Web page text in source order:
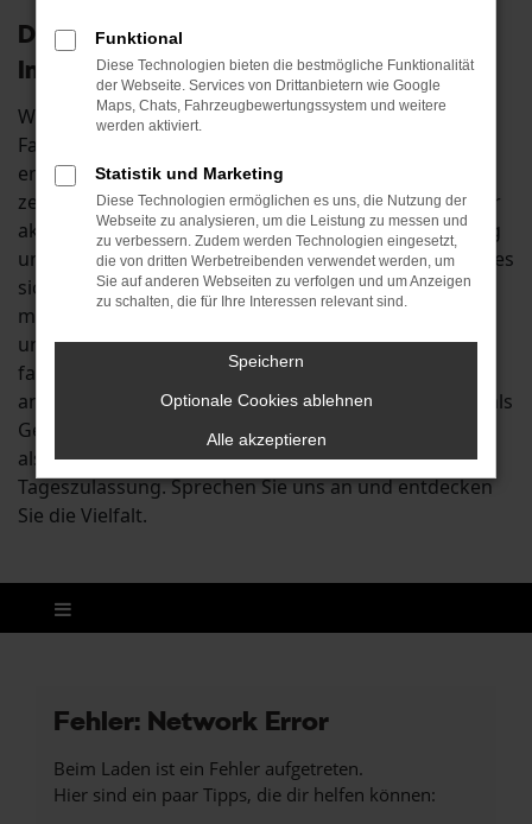
Der Škoda Rapid: wie geschaffen für
Ingolstadt
Wenn Sie auf der Suche nach einem passenden
Fahrzeug für Fahrten in und um Ingolstadt sind,
empfehlen wir Ihnen den Škoda Rapid. Das Modell
zeichnet sich sowohl in der vorherigen als auch in der
aktuellen Generation durch seine solide Verarbeitung
und die herausragende Qualität aus. Zudem handelt es
sich um ein Fahrzeug für echte Individualisten, denn
mit kaum einem anderen Auto lässt sich in so vielen
unterschiedlichen Ausstattungen durch Ingolstadt
fahren wie mit dem Škoda Rapid. In Ihrem Autohaus
an der B13 erhalten Sie diesen Traumwagen sowohl als
Gebraucht- und Jahreswagen zu Top-Preisen als auch
als günstigen Neuwagen oder als clevere
Tageszulassung. Sprechen Sie uns an und entdecken
Sie die Vielfalt.
Fehler: Network Error
Beim Laden ist ein Fehler aufgetreten.
Hier sind ein paar Tipps, die dir helfen können:
Funktional
Diese Technologien bieten die bestmögliche Funktionalität
der Webseite. Services von Drittanbietern wie Google
Maps, Chats, Fahrzeugbewertungssystem und weitere
werden aktiviert.
Statistik und Marketing
Diese Technologien ermöglichen es uns, die Nutzung der
Webseite zu analysieren, um die Leistung zu messen und
zu verbessern. Zudem werden Technologien eingesetzt,
die von dritten Werbetreibenden verwendet werden, um
Sie auf anderen Webseiten zu verfolgen und um Anzeigen
zu schalten, die für Ihre Interessen relevant sind.
Speichern
Optionale Cookies ablehnen
Alle akzeptieren